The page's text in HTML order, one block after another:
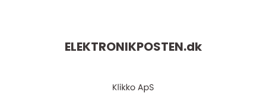
ELEKTRONIKPOSTEN.dk